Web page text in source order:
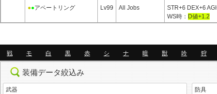
●●アペートリング Lv99 All Jobs
STR+6 DEX+6
WS時： D値+1.2
戦 モ 白 黒 赤 シ ナ 暗 獣 吟 狩
装備データ絞込み
武器
防具